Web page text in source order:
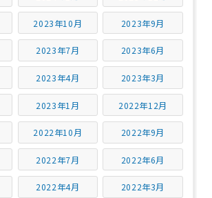
2023年10月 2023年9月
2023年7月 2023年6月
2023年4月 2023年3月
2023年1月 2022年12月
2022年10月 2022年9月
2022年7月 2022年6月
2022年4月 2022年3月